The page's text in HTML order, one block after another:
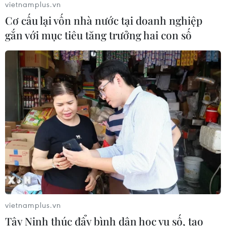
07/08/2026 08:58
Nhà đầu tư Anh đề xuất siêu dự án Tổ
hợp cảng biển 18 tỷ USD tại Quảng
Ninh
07/08/2026 08:33
Canh tác biển - động lực mới cho
kinh tế biển Việt Nam
07/08/2026 08:14
Giá vàng hướng tới tuần tăng mạnh
nhất kể từ tháng 1/2026
07/08/2026 08:14
vietnamplus.vn
Cơ cấu lại vốn nhà nước tại doanh nghiệp
gắn với mục tiêu tăng trưởng hai con số
vietnamplus.vn
Tây Ninh thúc đẩy bình dân học vụ số, tạo